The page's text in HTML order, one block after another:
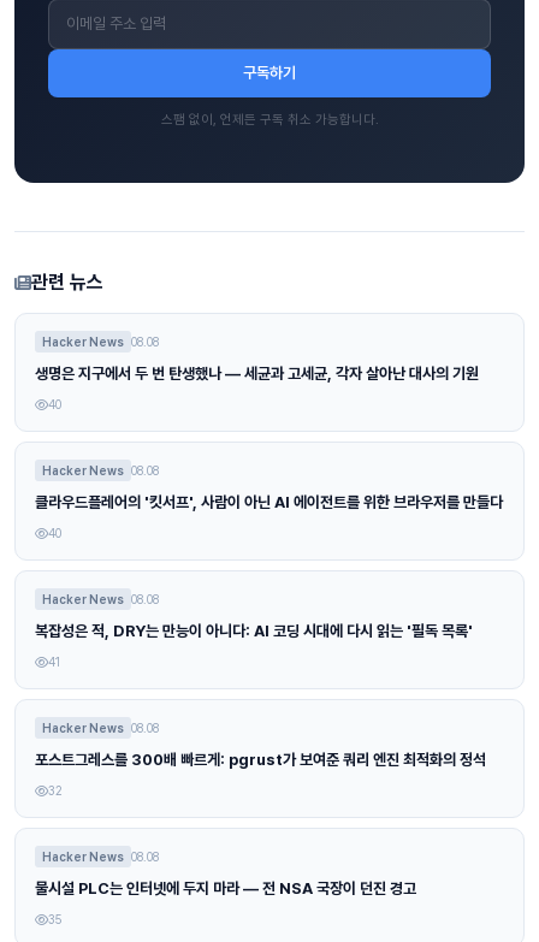
구독하기
스팸 없이, 언제든 구독 취소 가능합니다.
관련 뉴스
Hacker News 08.08
생명은 지구에서 두 번 탄생했나 — 세균과 고세균, 각자 살아난 대사의 기원
40
Hacker News 08.08
클라우드플레어의 '킷서프', 사람이 아닌 AI 에이전트를 위한 브라우저를 만들다
40
Hacker News 08.08
복잡성은 적, DRY는 만능이 아니다: AI 코딩 시대에 다시 읽는 '필독 목록'
41
Hacker News 08.08
포스트그레스를 300배 빠르게: pgrust가 보여준 쿼리 엔진 최적화의 정석
32
Hacker News 08.08
물시설 PLC는 인터넷에 두지 마라 — 전 NSA 국장이 던진 경고
35